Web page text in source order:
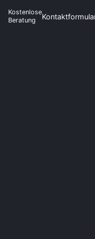
Kostenlose
Beratung